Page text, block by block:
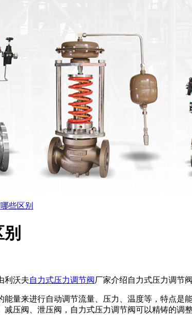
些区别
利沃夫自力式压力调节阀厂家介绍自力式压力调节
量来进行自动调节流量、压力、温度等，特点是
压阀、泄压阀，自力式压力调节阀可以精铸的调